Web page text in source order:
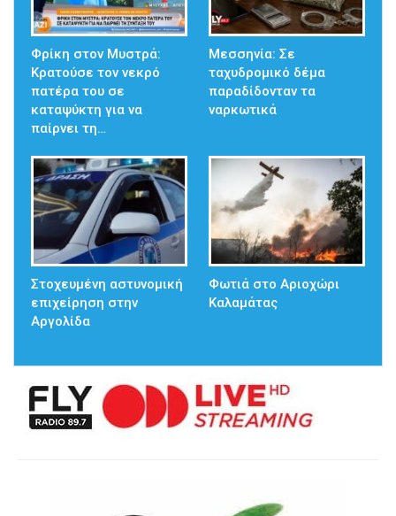
Φρίκη στον Μυστρά:
Κρατούσε τον νεκρό
πατέρα του σε
καταψύκτη για να
παίρνει τη…
Μεσσηνία: Σε
ταχυδρομικό δέμα
παραδίδονταν τα
ναρκωτικά
Στοχευμένη αστυνομική
επιχείρηση στην
Αργολίδα
Φωτιά στο Αριοχώρι
Καλαμάτας